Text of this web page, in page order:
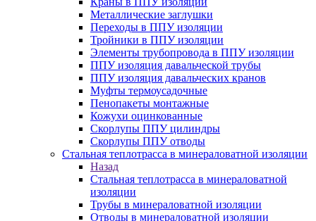
Металлические заглушки
Переходы в ППУ изоляции
Тройники в ППУ изоляции
Элементы трубопровода в ППУ изоляции
ППУ изоляция давальческой трубы
ППУ изоляция давальческих кранов
Муфты термоусадочные
Пенопакеты монтажные
Кожухи оцинкованные
Скорлупы ППУ цилиндры
Скорлупы ППУ отводы
Стальная теплотрасса в минераловатной изоляции
Назад
Стальная теплотрасса в минераловатной
изоляции
Трубы в минераловатной изоляции
Отводы в минераловатной изоляции